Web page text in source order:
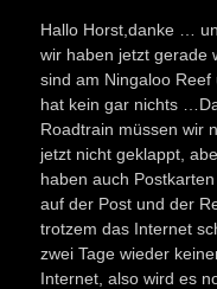
Hallo Horst,danke …
wir haben jetzt gerade
sind am Ningaloo
hat kein gar nichts
Roadtrain müssen wir
jetzt nicht geklappt,
haben auch
auf der Post und der
trotzem das Internet
zwei Tage wieder
Internet, also wird es